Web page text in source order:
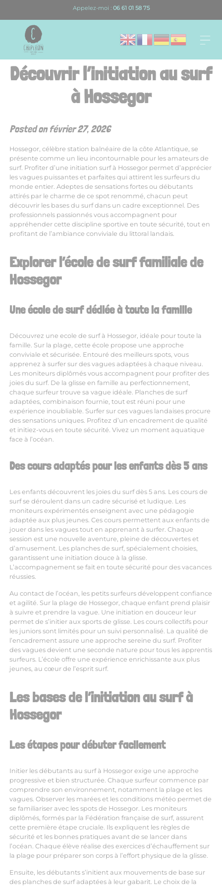
Appelez-moi : 06 61 01 58 75
Découvrir l’initiation au surf
à Hossegor
Posted onfévrier 27, 2026
Hossegor, célèbre station balnéaire de la côte Atlantique, se
présente comme un lieu incontournable pour les amateurs de
surf. Profiter d’une initiation surf à Hossegor permet d’apprécier
les vagues puissantes et parfaites qui attirent les surfeurs du
monde entier. Adeptes de sensations fortes ou débutants
attirés par le charme de ce spot renommé, chacun peut
découvrir les bases du surf dans un cadre exceptionnel. Des
professionnels passionnés vous accompagnent pour
appréhender cette discipline sportive en toute sécurité, tout en
profitant de l’ambiance conviviale du littoral landais.
Explorer l’école de surf familiale de
Hossegor
Une école de surf dédiée à toute la famille
Découvrez uneecole de surf à Hossegor, idéale pour toute la
famille. Sur la plage, cette école propose une approche
conviviale et sécurisée. Entouré des meilleurs spots, vous
apprenez à surfer sur des vagues adaptées à chaque niveau.
Les moniteurs diplômés vous accompagnent pour profiter des
joies du surf. De la glisse en famille au perfectionnement,
chaque surfeur trouve sa vague idéale. Planches de surf
adaptées, combinaison fournie, tout est réuni pour une
expérience inoubliable. Surfer sur ces vagues landaises procure
des sensations uniques. Profitez d’un encadrement de qualité
et initiez-vous en toute sécurité. Vivez un moment aquatique
face à l’océan.
Des cours adaptés pour les enfants dès 5 ans
Les enfants découvrent les joies du surf dès 5 ans. Les cours de
surf se déroulent dans un cadre sécurisé et ludique. Les
moniteurs expérimentés enseignent avec une pédagogie
adaptée aux plus jeunes. Ces cours permettent aux enfants de
jouer dans les vagues tout en apprenant à surfer. Chaque
session est une nouvelle aventure, pleine de découvertes et
d’amusement. Les planches de surf, spécialement choisies,
garantissent une initiation douce à la glisse.
L’accompagnement se fait en toute sécurité pour des vacances
réussies.
Au contact de l’océan, les petits surfeurs développent confiance
et agilité. Sur la plage de Hossegor, chaque enfant prend plaisir
à suivre et prendre la vague. Une initiation en douceur leur
permet de s’initier aux sports de glisse. Les cours collectifs pour
les juniors sont limités pour un suivi personnalisé. La qualité de
l’encadrement assure une approche sereine du surf. Profiter
des vagues devient une seconde nature pour tous les apprentis
surfeurs. L’école offre une expérience enrichissante aux plus
jeunes, au cœur de l’esprit surf.
Les bases de l’initiation au surf à
Hossegor
Les étapes pour débuter facilement
Initier les débutants au surf à Hossegor exige une approche
progressive et bien structurée. Chaque surfeur commence par
comprendre son environnement, notamment la plage et les
vagues. Observer les marées et les conditions météo permet de
se familiariser avec les spots de Hossegor. Les moniteurs
diplômés, formés par la Fédération française de surf, assurent
cette première étape cruciale. Ils expliquent les règles de
sécurité et les bonnes pratiques avant de se lancer dans
l’océan. Chaque élève réalise des exercices d’échauffement sur
la plage pour préparer son corps à l’effort physique de la glisse.
Ensuite, les débutants s’initient aux mouvements de base sur
des planches de surf adaptées à leur gabarit. Le choix de la